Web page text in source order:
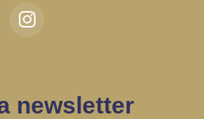
newsletter